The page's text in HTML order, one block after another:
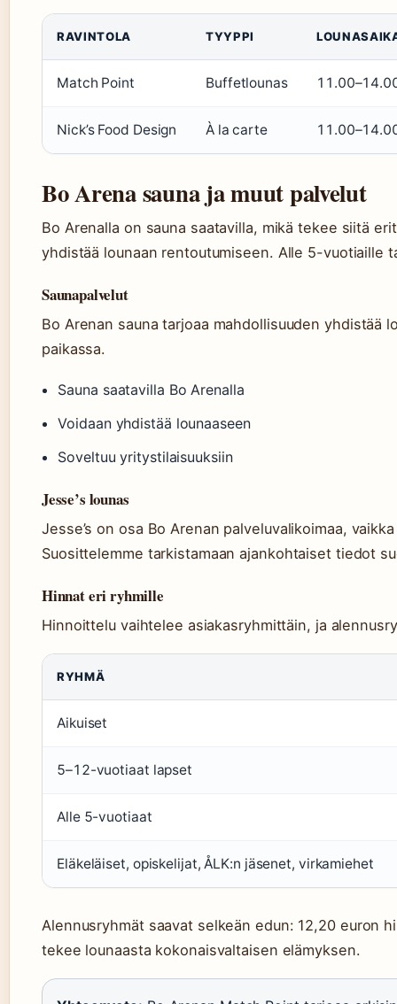
RAVINTOLA TYYPPI
Match Point Buffetlounas
Nick’s Food Design À la carte
Bo Arena sauna ja muut palvelut
Bo Arenalla on sauna saatavilla, mikä tekee siitä
yhdistää lounaan rentoutumiseen. Alle 5-vuotiaille
Saunapalvelut
Bo Arenan sauna tarjoaa mahdollisuuden yhdistää
paikassa.
Sauna saatavilla Bo Arenalla
Voidaan yhdistää lounaaseen
Soveltuu yritystilaisuuksiin
Jesse’s lounas
Jesse’s on osa Bo Arenan palveluvalikoimaa,
Suosittelemme tarkistamaan ajankohtaiset tiedot
Hinnat eri ryhmille
Hinnoittelu vaihtelee asiakasryhmittäin, ja
RYHMÄ
Aikuiset
5–12-vuotiaat lapset
Alle 5-vuotiaat
Eläkeläiset, opiskelijat, ÅLK:n jäsenet, virkamiehet
Alennusryhmät saavat selkeän edun: 12,20 euron
tekee lounaasta kokonaisvaltaisen elämyksen.